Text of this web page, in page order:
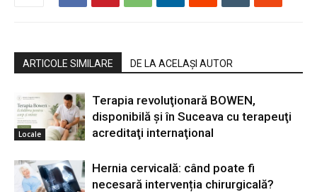
ARTICOLE SIMILARE DE LA ACELAȘI AUTOR
Locale
Terapia revoluţionară BOWEN,
disponibilă şi în Suceava cu terapeuţi
acreditaţi internaţional
Hernia cervicală: când poate fi
necesară intervenția chirurgicală?